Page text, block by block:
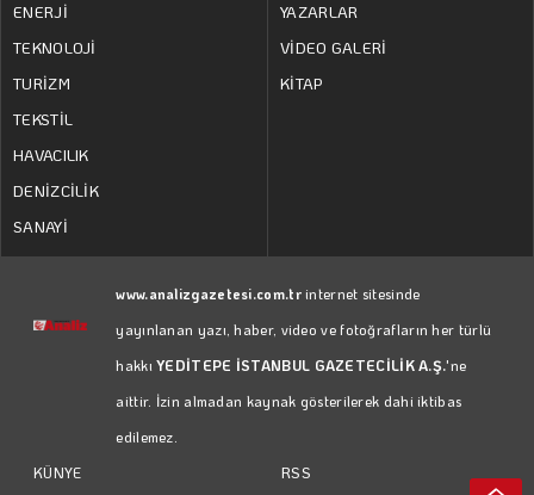
ENERJİ
TEKNOLOJİ
TURİZM
TEKSTİL
HAVACILIK
DENİZCİLİK
SANAYİ
YAZARLAR
VİDEO GALERİ
KİTAP
www.analizgazetesi.com.trinternet sitesinde
yayınlanan yazı, haber, video ve fotoğrafların her türlü
hakkıYEDİTEPE İSTANBUL GAZETECİLİK A.Ş.'ne
aittir. İzin almadan kaynak gösterilerek dahi iktibas
edilemez.
KÜNYE
RSS